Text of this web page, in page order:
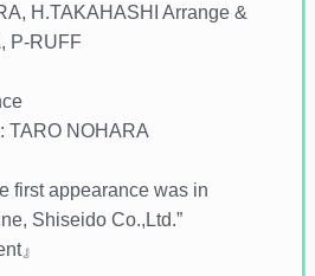
H.TAKAHASHI Arrange &
P-RUFF
TARO NOHARA
first appearance was in
Shiseido Co.,Ltd.”
』